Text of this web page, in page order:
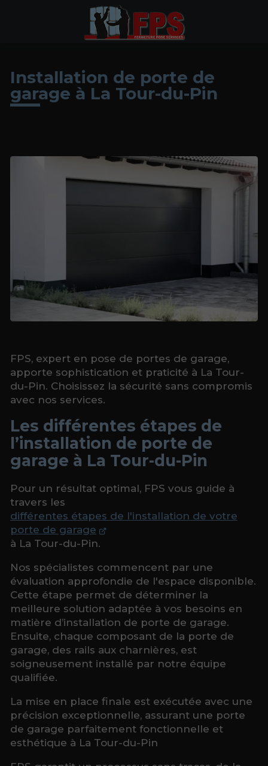
Installation de porte de
garage à La Tour-du-Pin
FPS, expert en pose de portes de garage,
apporte sophistication et praticité à La Tour-
du-Pin. Choisissez la sécurité sans compromis
avec nos services.
Les différentes étapes de
l’installation de porte de
garage à La Tour-du-Pin
Pour un résultat optimal, FPS vous guide à
travers les
différentes étapes de l'installation de votre
porte de garage
à La Tour-du-Pin.
Nos spécialistes commencent par une
évaluation approfondie de l'espace disponible.
Cette étape permet de déterminer la
meilleure solution adaptée à vos besoins en
matière d’installation de porte de garage.
Ensuite, chaque composant de la porte de
garage, des rails aux charnières, est
soigneusement installé par notre équipe
qualifiée.
La mise en place finale est exécutée avec une
précision exceptionnelle, assurant une porte
de garage parfaitement fonctionnelle et
esthétique à La Tour-du-Pin